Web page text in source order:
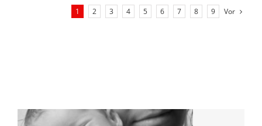
1 2 3 4 5 6 7 8 9 Vor